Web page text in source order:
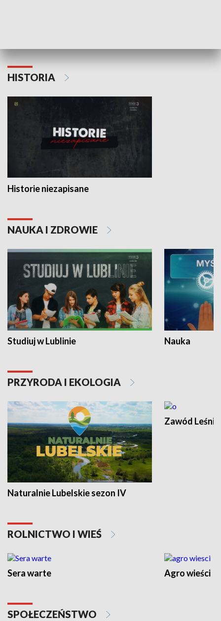
HISTORIA
Historie niezapisane
NAUKA I ZDROWIE
Studiuj w Lublinie Nauka
PRZYRODA I EKOLOGIA
Naturalnie Lubelskie sezon IV
Zawód Leśnik
ROLNICTWO I WIEŚ
Sera warte Agro wieści
SPOŁECZEŃSTWO